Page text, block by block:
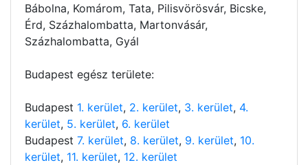
Bábolna, Komárom, Tata, Pilisvörösvár, Bicske,
Érd, Százhalombatta, Martonvásár,
Százhalombatta, Gyál
Budapest egész területe:
Budapest 1. kerület, 2. kerület, 3. kerület, 4.
kerület, 5. kerület, 6. kerület
Budapest 7. kerület, 8. kerület, 9. kerület, 10.
kerület, 11. kerület, 12. kerület